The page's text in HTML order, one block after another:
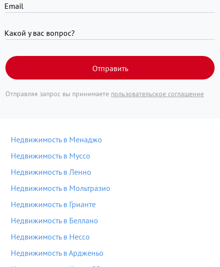
Email
Какой у вас вопрос?
Отправить
Отправляя запрос вы принимаете пользовательское соглашение
Недвижимость в Менаджо
Недвижимость в Муссо
Недвижимость в Ленно
Недвижимость в Мольтразио
Недвижимость в Грианте
Недвижимость в Беллано
Недвижимость в Нессо
Недвижимость в Ардженьо